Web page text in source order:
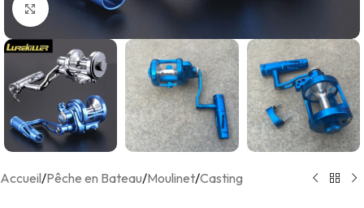
Agrandir
Accueil/Pêche en Bateau/Moulinet/Casting